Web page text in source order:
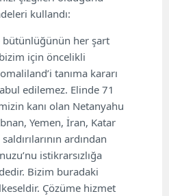
kullandı:
bütünlüğünün her şart
için öncelikli
tanıma kararı
edilemez. Elinde 71
kanı olan Netanyahu
Yemen, İran, Katar
ardından
istikrarsızlığa
Bizim buradaki
Çözüme hizmet